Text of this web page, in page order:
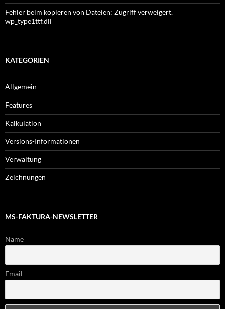
Fehler beim kopieren von Dateien: Zugriff verweigert.
wp_type1ttf.dll
KATEGORIEN
Allgemein
Features
Kalkulation
Versions-Informationen
Verwaltung
Zeichnungen
MS-FAKTURA-NEWSLETTER
Name
Email